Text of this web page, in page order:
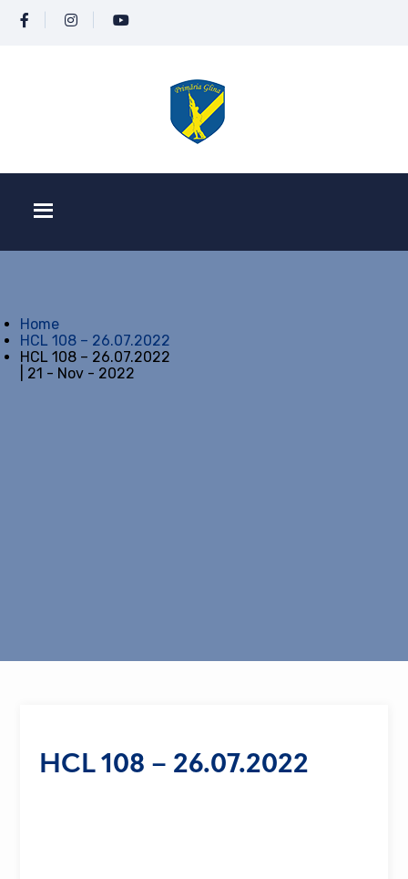
Home
HCL 108 – 26.07.2022
HCL 108 – 26.07.2022
| 21 - Nov - 2022
HCL 108 – 26.07.2022